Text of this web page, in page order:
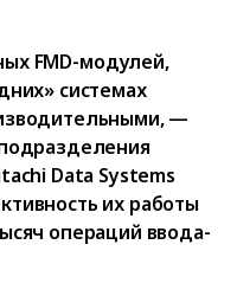
FMD-модулей,
системах
—
Data Systems
их работы
операций ввода-